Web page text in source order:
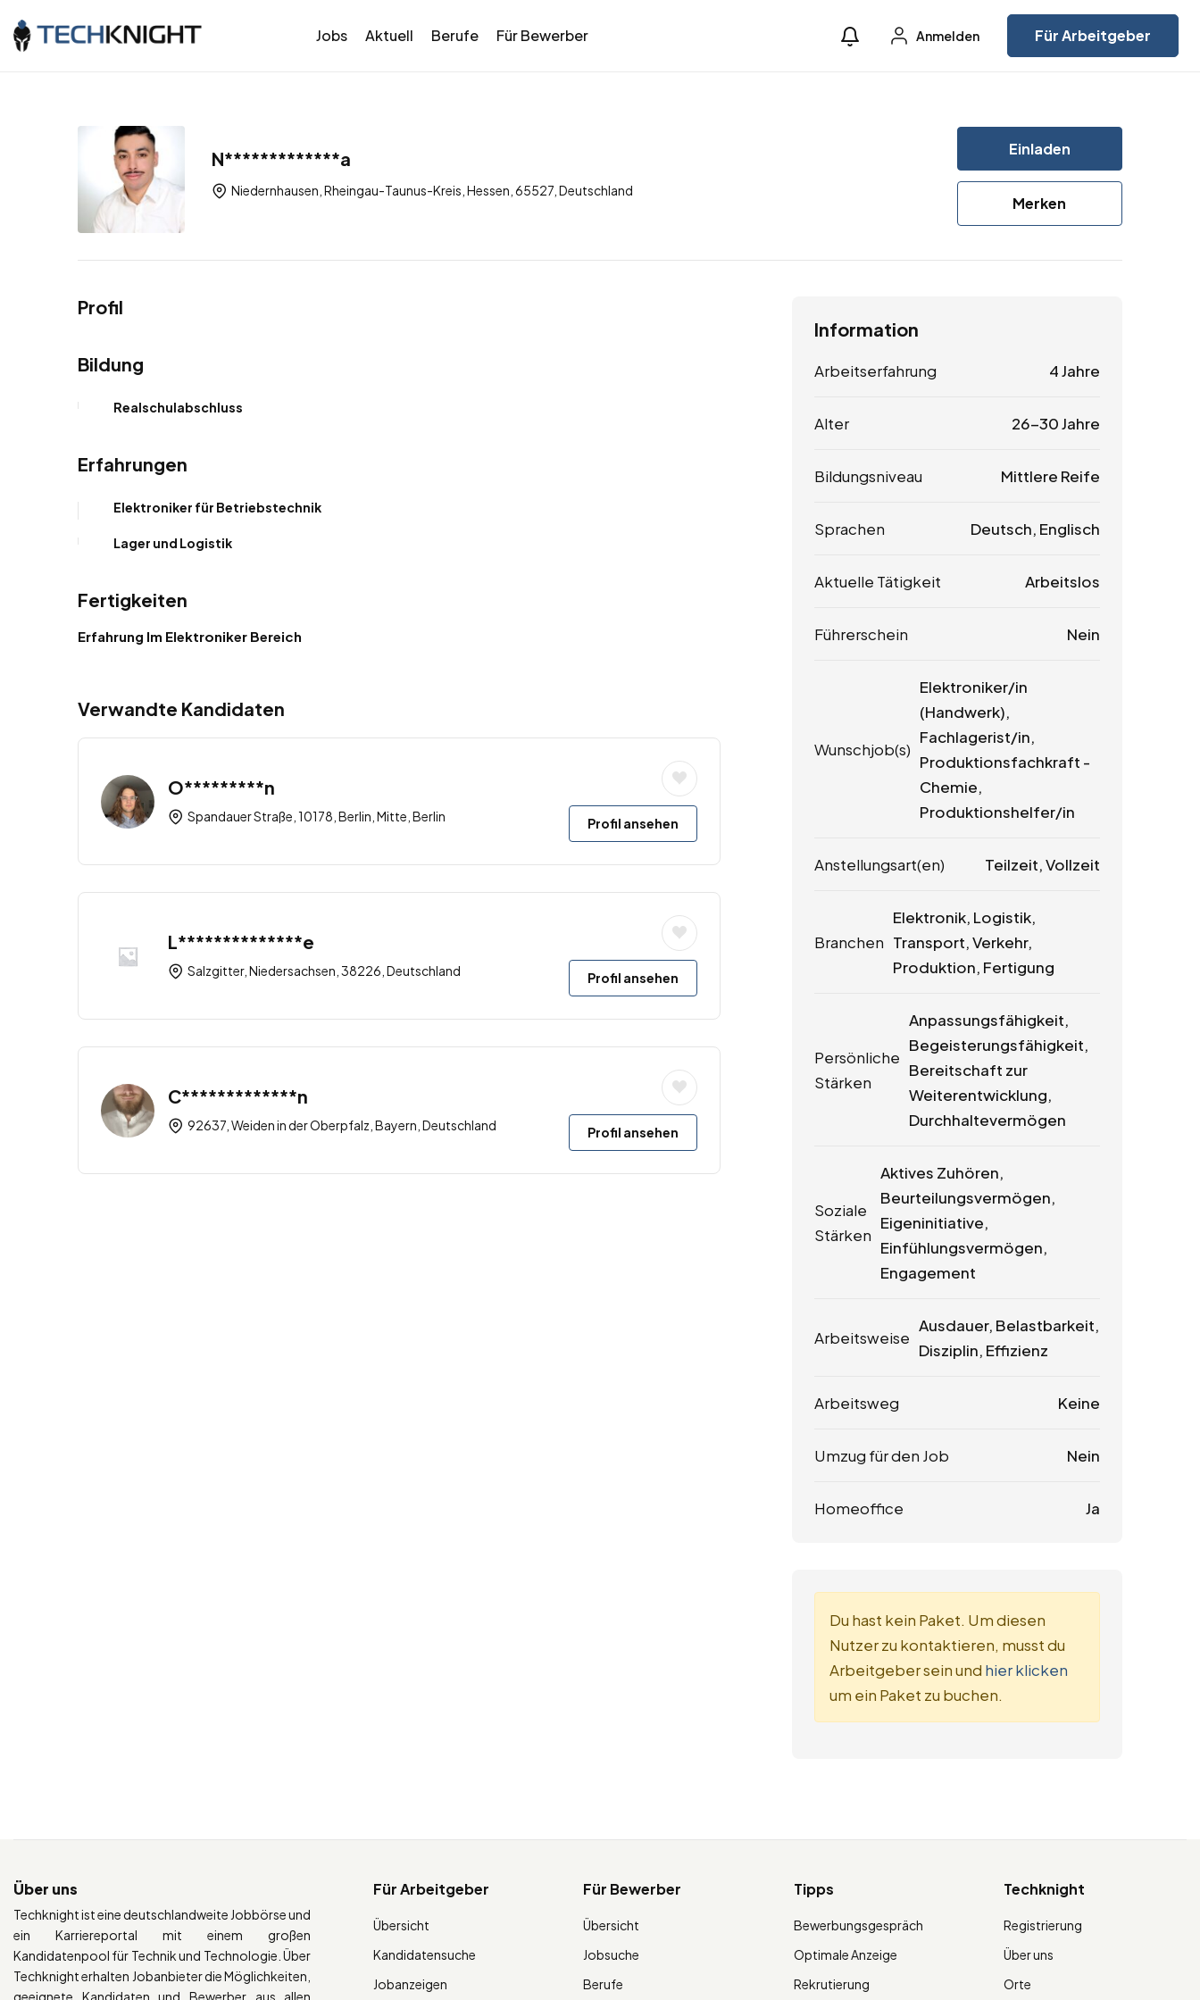
Jobs Aktuell Berufe Für Bewerber Anmelden Für Arbeitgeber
N*************a
Niedernhausen, Rheingau-Taunus-Kreis, Hessen, 65527, Deutschland
Einladen
Merken
Profil
Bildung
Realschulabschluss
Erfahrungen
Elektroniker für Betriebstechnik
Lager und Logistik
Fertigkeiten
Erfahrung Im Elektroniker Bereich
Verwandte Kandidaten
O*********n
Spandauer Straße, 10178, Berlin, Mitte, Berlin Profil ansehen
L**************e
Salzgitter, Niedersachsen, 38226, Deutschland Profil ansehen
C*************n
92637, Weiden in der Oberpfalz, Bayern, Deutschland Profil ansehen
Information
Arbeitserfahrung 4 Jahre
Alter 26-30 Jahre
Bildungsniveau Mittlere Reife
Sprachen Deutsch, Englisch
Aktuelle Tätigkeit Arbeitslos
Führerschein Nein
Wunschjob(s)
Elektroniker/in
(Handwerk),
Fachlagerist/in,
Produktionsfachkraft -
Chemie,
Produktionshelfer/in
Anstellungsart(en) Teilzeit, Vollzeit
Branchen
Elektronik, Logistik,
Transport, Verkehr,
Produktion, Fertigung
Persönliche
Stärken
Anpassungsfähigkeit,
Begeisterungsfähigkeit,
Bereitschaft zur
Weiterentwicklung,
Durchhaltevermögen
Soziale
Stärken
Aktives Zuhören,
Beurteilungsvermögen,
Eigeninitiative,
Einfühlungsvermögen,
Engagement
Arbeitsweise
Ausdauer, Belastbarkeit,
Disziplin, Effizienz
Arbeitsweg Keine
Umzug für den Job Nein
Homeoffice Ja
Du hast kein Paket. Um diesen
Nutzer zu kontaktieren, musst du
Arbeitgeber sein und hier klicken
um ein Paket zu buchen.
Über uns
Techknight ist eine deutschlandweite Jobbörse und
ein Karriereportal mit einem großen
Kandidatenpool für Technik und Technologie. Über
Techknight erhalten Jobanbieter die Möglichkeiten,
geeignete Kandidaten und Bewerber aus allen
Für Arbeitgeber
Übersicht
Kandidatensuche
Jobanzeigen
Für Bewerber
Übersicht
Jobsuche
Berufe
Tipps
Bewerbungsgespräch
Optimale Anzeige
Rekrutierung
Techknight
Registrierung
Über uns
Orte